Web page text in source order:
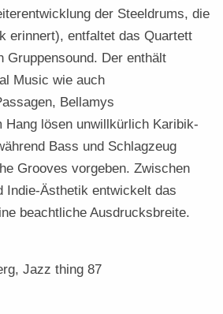
der Steeldrums, die
erinnert), entfaltet das Quartett
Gruppensound. Der enthält
Music wie auch
Bellamys
Hang lösen unwillkürlich Karibik-
Bass und Schlagzeug
Grooves vorgeben. Zwischen
Indie-Ästhetik entwickelt das
beachtliche Ausdrucksbreite.
, Jazz thing 87